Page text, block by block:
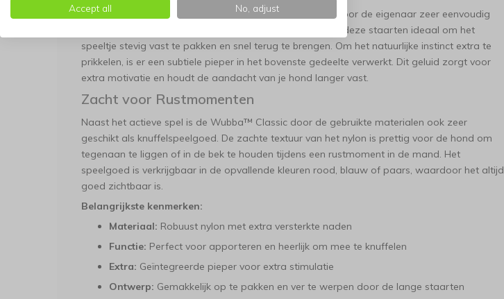
De kenmerkende vorm met de lange slierten maakt het voor de eigenaar zeer eenvoudig
om het speelgoed ver weg te werpen. Voor de hond zijn deze staarten ideaal om het
speeltje stevig vast te pakken en snel terug te brengen. Om het natuurlijke instinct extra te
prikkelen, is er een subtiele pieper in het bovenste gedeelte verwerkt. Dit geluid zorgt voor
extra motivatie en houdt de aandacht van je hond langer vast.
Zacht voor Rustmomenten
Naast het actieve spel is de Wubba™ Classic door de gebruikte materialen ook zeer
geschikt als knuffelspeelgoed. De zachte textuur van het nylon is prettig voor de hond om
tegenaan te liggen of in de bek te houden tijdens een rustmoment in de mand. Het
speelgoed is verkrijgbaar in de opvallende kleuren rood, blauw of paars, waardoor het altijd
goed zichtbaar is.
Belangrijkste kenmerken:
Materiaal: Robuust nylon met extra versterkte naden
Functie: Perfect voor apporteren en heerlijk om mee te knuffelen
Extra: Geïntegreerde pieper voor extra stimulatie
Ontwerp: Gemakkelijk op te pakken en ver te werpen door de lange staarten
Accept all No, adjust